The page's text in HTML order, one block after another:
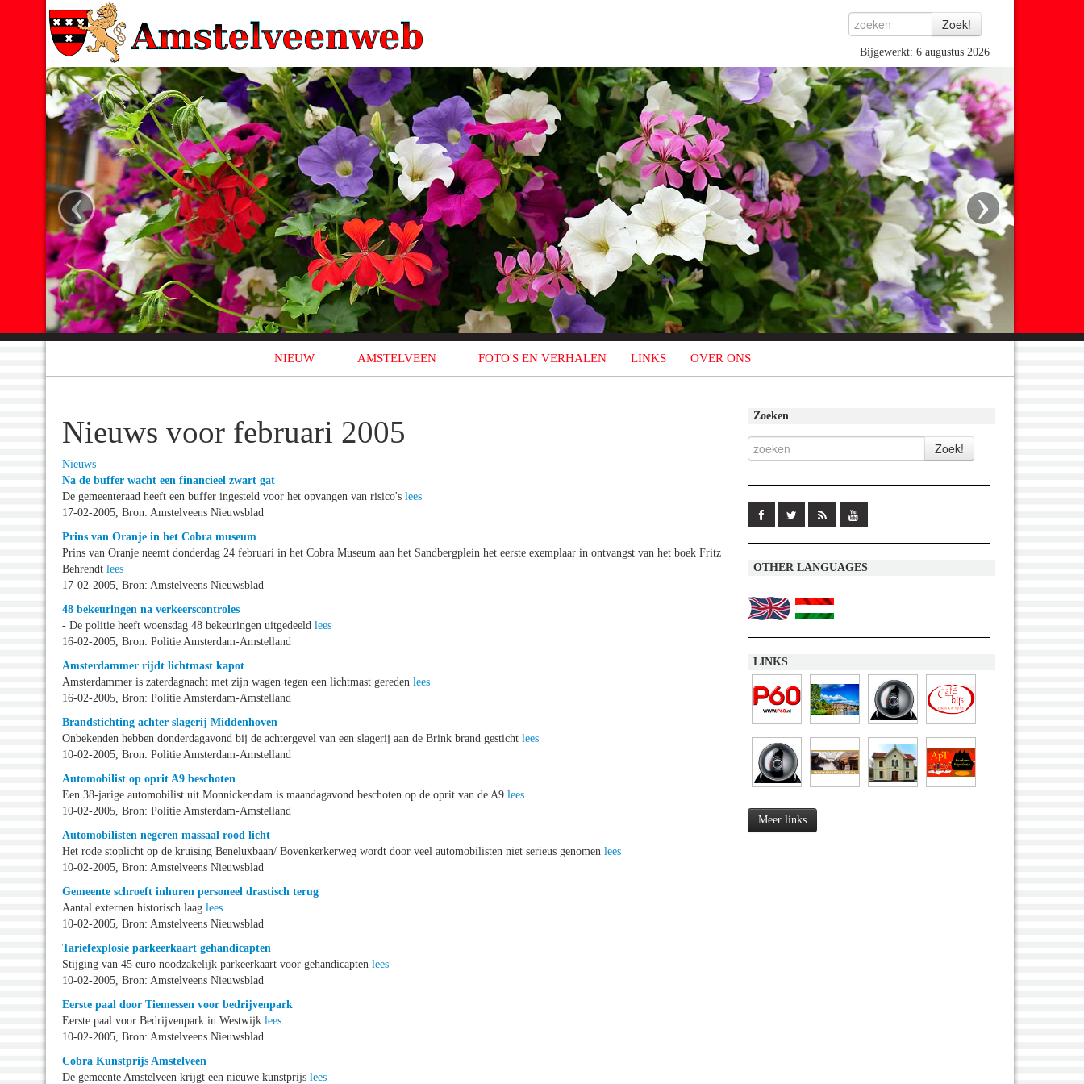
Bijgewerkt: 6 augustus 2026
‹ ›
NIEUW AMSTELVEEN FOTO'S EN VERHALEN LINKS OVER ONS
Nieuws voor februari 2005
Nieuws
Na de buffer wacht een financieel zwart gat
De gemeenteraad heeft een buffer ingesteld voor het opvangen van risico's lees
17-02-2005, Bron: Amstelveens Nieuwsblad
Prins van Oranje in het Cobra museum
Prins van Oranje neemt donderdag 24 februari in het Cobra Museum aan het Sandbergplein het eerste exemplaar in ontvangst van het boek Fritz
Behrendt lees
17-02-2005, Bron: Amstelveens Nieuwsblad
48 bekeuringen na verkeerscontroles
- De politie heeft woensdag 48 bekeuringen uitgedeeld lees
16-02-2005, Bron: Politie Amsterdam-Amstelland
Amsterdammer rijdt lichtmast kapot
Amsterdammer is zaterdagnacht met zijn wagen tegen een lichtmast gereden lees
16-02-2005, Bron: Politie Amsterdam-Amstelland
Brandstichting achter slagerij Middenhoven
Onbekenden hebben donderdagavond bij de achtergevel van een slagerij aan de Brink brand gesticht lees
10-02-2005, Bron: Politie Amsterdam-Amstelland
Automobilist op oprit A9 beschoten
Een 38-jarige automobilist uit Monnickendam is maandagavond beschoten op de oprit van de A9 lees
10-02-2005, Bron: Politie Amsterdam-Amstelland
Automobilisten negeren massaal rood licht
Het rode stoplicht op de kruising Beneluxbaan/ Bovenkerkerweg wordt door veel automobilisten niet serieus genomen lees
10-02-2005, Bron: Amstelveens Nieuwsblad
Gemeente schroeft inhuren personeel drastisch terug
Aantal externen historisch laag lees
10-02-2005, Bron: Amstelveens Nieuwsblad
Tariefexplosie parkeerkaart gehandicapten
Stijging van 45 euro noodzakelijk parkeerkaart voor gehandicapten lees
10-02-2005, Bron: Amstelveens Nieuwsblad
Eerste paal door Tiemessen voor bedrijvenpark
Eerste paal voor Bedrijvenpark in Westwijk lees
10-02-2005, Bron: Amstelveens Nieuwsblad
Cobra Kunstprijs Amstelveen
De gemeente Amstelveen krijgt een nieuwe kunstprijs lees
Zoeken
OTHER LANGUAGES
LINKS
Meer links